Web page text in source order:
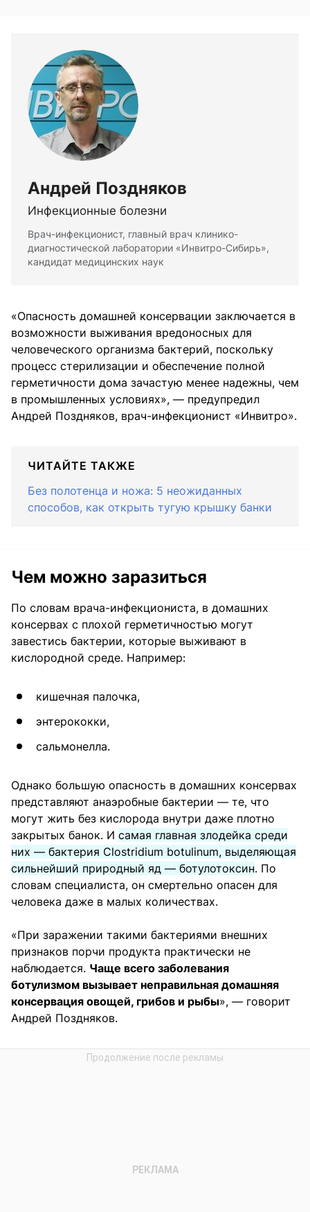
Андрей Поздняков
Инфекционные болезни
Врач-инфекционист, главный врач клинико-
диагностической лаборатории «Инвитро-Сибирь»,
кандидат медицинских наук
«Опасность домашней консервации заключается в
возможности выживания вредоносных для
человеческого организма бактерий, поскольку
процесс стерилизации и обеспечение полной
герметичности дома зачастую менее надежны, чем
в промышленных условиях», — предупредил
Андрей Поздняков, врач-инфекционист «Инвитро».
ЧИТАЙТЕ ТАКЖЕ
Без полотенца и ножа: 5 неожиданных
способов, как открыть тугую крышку банки
Чем можно заразиться
По словам врача-инфекциониста, в домашних
консервах с плохой герметичностью могут
завестись бактерии, которые выживают в
кислородной среде. Например:
кишечная палочка,
энтерококки,
сальмонелла.
Однако большую опасность в домашних консервах
представляют анаэробные бактерии — те, что
могут жить без кислорода внутри даже плотно
закрытых банок. И самая главная злодейка среди
них — бактерия Clostridium botulinum, выделяющая
сильнейший природный яд — ботулотоксин. По
словам специалиста, он смертельно опасен для
человека даже в малых количествах.
«При заражении такими бактериями внешних
признаков порчи продукта практически не
наблюдается. Чаще всего заболевания
ботулизмом вызывает неправильная домашняя
консервация овощей, грибов и рыбы», — говорит
Андрей Поздняков.